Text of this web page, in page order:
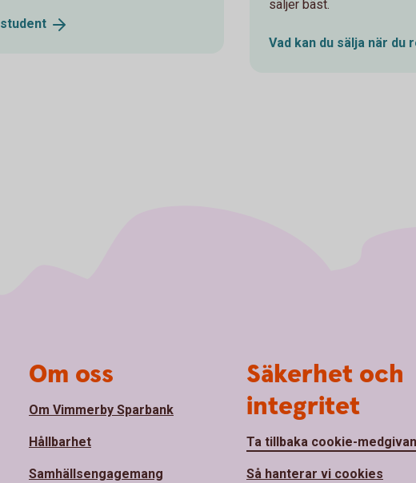
student
säljer bäst.
Vad kan du sälja när du
Om oss
Om Vimmerby Sparbank
Hållbarhet
Samhällsengagemang
Säkerhet och
integritet
Ta tillbaka cookie-
Så hanterar vi cookies